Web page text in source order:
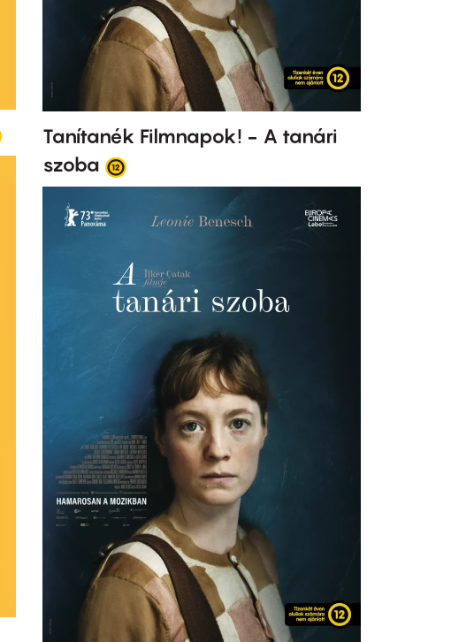
Tanítanék Filmnapok! - A tanári
szoba